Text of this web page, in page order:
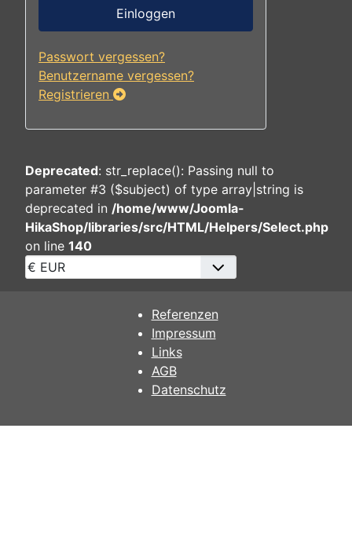
Einloggen
Passwort vergessen?
Benutzername vergessen?
Registrieren
Deprecated: str_replace(): Passing null to
parameter #3 ($subject) of type array|string is
deprecated in /home/www/Joomla-
HikaShop/libraries/src/HTML/Helpers/Select.php
on line 140
Referenzen
Impressum
Links
AGB
Datenschutz